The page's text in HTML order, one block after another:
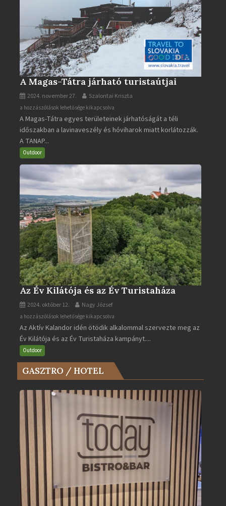
A Magas-Tátra járható turistaútjai
2024. november 27. Szalontai Kriszta
A
Magas-
Tátra
járható
turistaútjai
bejegyzéshez
a hozzászólások lehetősége kikapcsolva
A Magas-Tátra egyes területeinek járhatóságát a téli
időszakban a lavinaveszély és hóviharok miatt korlátozzák.
A TANAP...
Outdoor
Az Év Kilátója és az Év Turistaháza
2024. október 12. Nagy József
Az
Év
Kilátója
és
Év
Turistaháza
bejegyzéshez
a hozzászólások lehetősége kikapcsolva
Az Aktív Kalandor idén ötödik alkalommal szervezte meg az
Év Kilátója és az Év Turistaháza kampányt....
Outdoor
GASZTRO / HOTEL